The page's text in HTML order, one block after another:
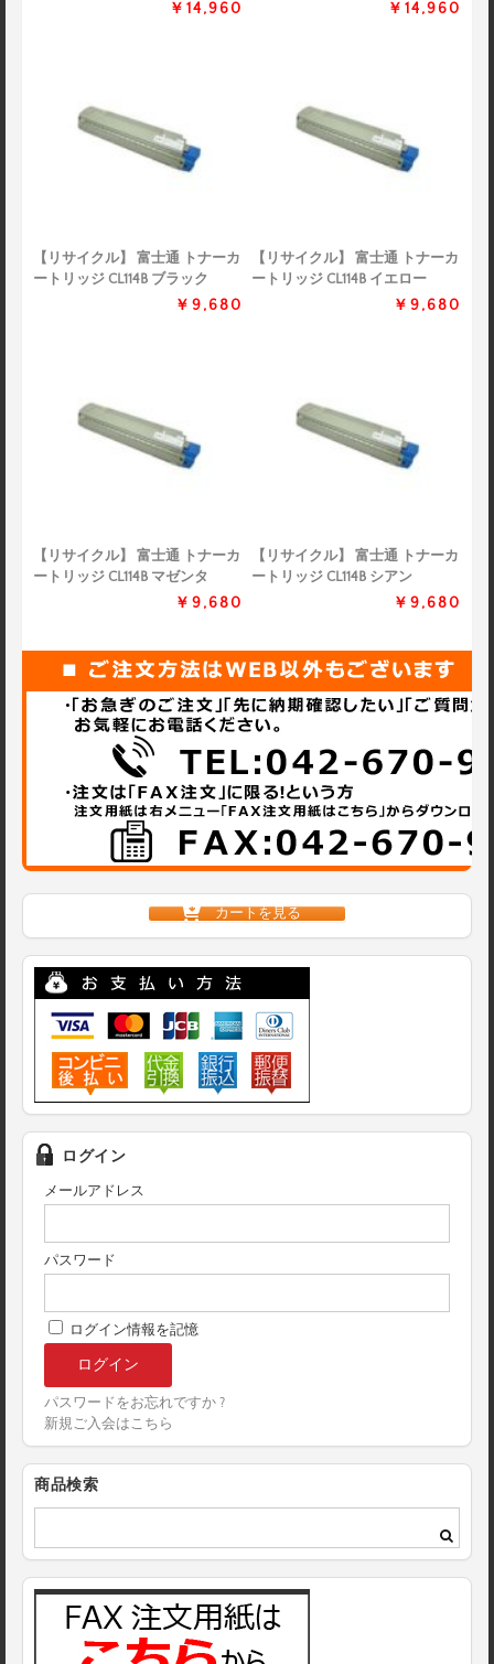
￥14,960 ￥14,960
【リサイクル】 富士通 トナーカ
ートリッジ CL114B ブラック
￥9,680
【リサイクル】 富士通 トナーカ
ートリッジ CL114B イエロー
￥9,680
【リサイクル】 富士通 トナーカ
ートリッジ CL114B マゼンタ
￥9,680
【リサイクル】 富士通 トナーカ
ートリッジ CL114B シアン
￥9,680
カートを見る
ログイン
メールアドレス
パスワード
ログイン情報を記憶
パスワードをお忘れですか ?
新規ご入会はこちら
商品検索